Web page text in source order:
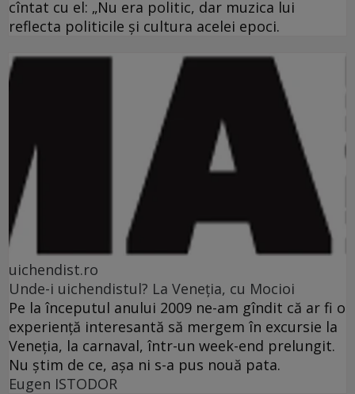
cîntat cu el: „Nu era politic, dar muzica lui
reflecta politicile şi cultura acelei epoci.
uichendist.ro
Unde-i uichendistul? La Veneţia, cu Mocioi
Pe la începutul anului 2009 ne-am gîndit că ar fi o
experienţă interesantă să mergem în excursie la
Veneţia, la carnaval, într-un week-end prelungit.
Nu ştim de ce, aşa ni s-a pus nouă pata.
Eugen ISTODOR